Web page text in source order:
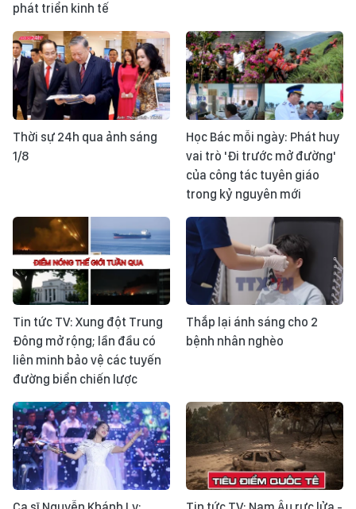
phát triển kinh tế
Thời sự 24h qua ảnh sáng
1/8
Học Bác mỗi ngày: Phát huy
vai trò 'Đi trước mở đường'
của công tác tuyên giáo
trong kỷ nguyên mới
Tin tức TV: Xung đột Trung
Đông mở rộng; lần đầu có
liên minh bảo vệ các tuyến
đường biển chiến lược
Thắp lại ánh sáng cho 2
bệnh nhân nghèo